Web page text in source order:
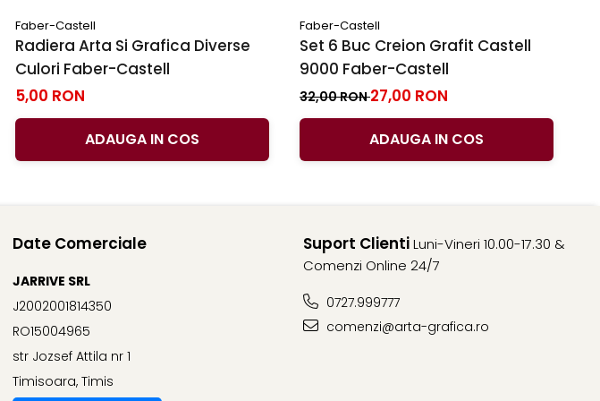
Faber-Castell
Radiera Arta Si Grafica Diverse
Culori Faber-Castell
5,00 RON
ADAUGA IN COS
Faber-Castell
Set 6 Buc Creion Grafit Castell
9000 Faber-Castell
32,00 RON27,00 RON
ADAUGA IN COS
Date Comerciale
JARRIVE SRL
J2002001814350
RO15004965
str Jozsef Attila nr 1
Timisoara, Timis
Suport ClientiLuni-Vineri 10.00-17.30 &
Comenzi Online 24/7
0727.999777
comenzi@arta-grafica.ro